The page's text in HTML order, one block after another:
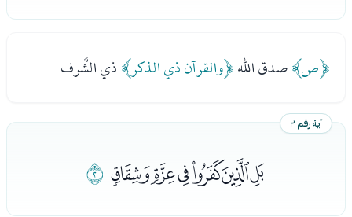
﴿ص﴾صدق الله﴿والقرآن ذي الذكر﴾ذي الشَّرف
آية رقم ٢
ﭗﭘﭙﭚﭛﭜﭝ